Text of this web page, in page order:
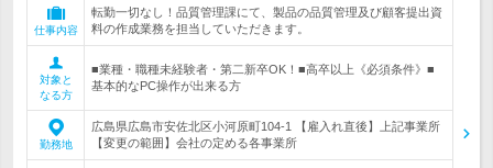
仕事内容
転勤一切なし！品質管理課にて、製品の品質管理及び顧客提出資
料の作成業務を担当していただきます。
対象と
なる方
■業種・職種未経験者・第二新卒OK！■高卒以上《必須条件》■
基本的なPC操作が出来る方
勤務地
広島県広島市安佐北区小河原町104-1 【雇入れ直後】上記事業所
【変更の範囲】会社の定める各事業所